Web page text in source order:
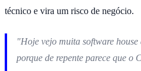
técnico e vira um risco de negócio.
"Hoje vejo muita software
porque de repente parece que o